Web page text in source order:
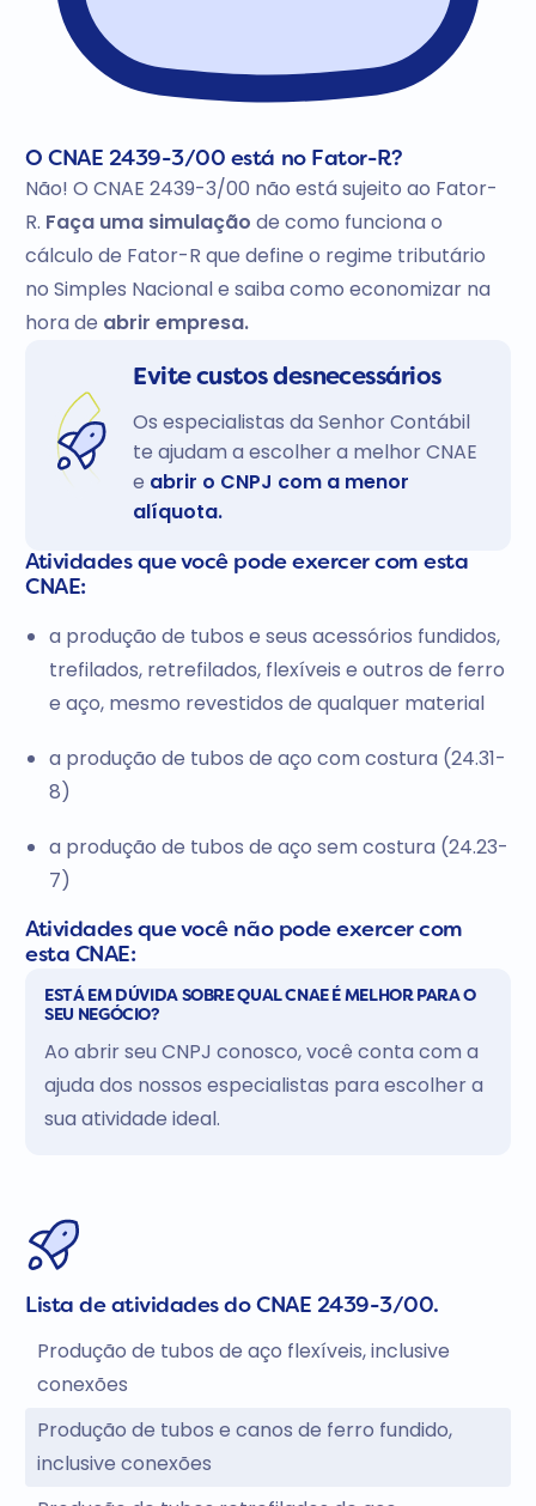
O CNAE 2439-3/00 está no Fator-R?
Não! O CNAE 2439-3/00 não está sujeito ao Fator-
R. Faça uma simulação de como funciona o
cálculo de Fator-R que define o regime tributário
no Simples Nacional e saiba como economizar na
hora de abrir empresa.
Evite custos desnecessários
Os especialistas da Senhor Contábil
te ajudam a escolher a melhor CNAE
e abrir o CNPJ com a menor
alíquota.
Atividades que você pode exercer com esta
CNAE:
a produção de tubos e seus acessórios fundidos,
trefilados, retrefilados, flexíveis e outros de ferro
e aço, mesmo revestidos de qualquer material
a produção de tubos de aço com costura (24.31-
8)
a produção de tubos de aço sem costura (24.23-
7)
Atividades que você não pode exercer com
esta CNAE:
ESTÁ EM DÚVIDA SOBRE QUAL CNAE É MELHOR PARA O
SEU NEGÓCIO?
Ao abrir seu CNPJ conosco, você conta com a
ajuda dos nossos especialistas para escolher a
sua atividade ideal.
Lista de atividades do CNAE 2439-3/00.
Produção de tubos de aço flexíveis, inclusive
conexões
Produção de tubos e canos de ferro fundido,
inclusive conexões